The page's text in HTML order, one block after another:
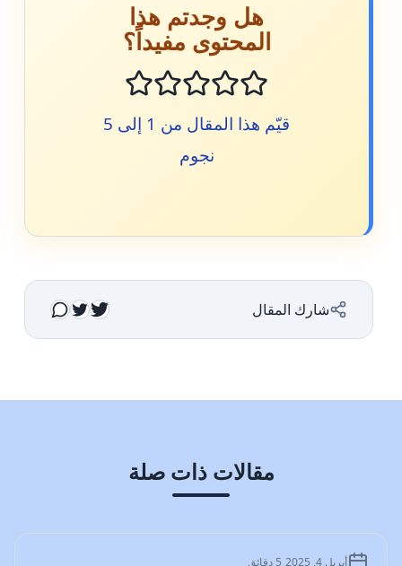
هل وجدتم هذا
المحتوى مفيداً؟
قيّم هذا المقال من 1 إلى 5
نجوم
شارك المقال
مقالات ذات صلة
المدونة
أبريل 4, 2025 5 دقائق